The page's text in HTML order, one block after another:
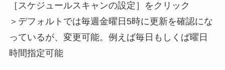
［スケジュールスキャンの設定］をクリック
＞デフォルトでは毎週金曜日5時に更新を確認にな
っているが、変更可能。例えば毎日もしくば曜日
時間指定可能